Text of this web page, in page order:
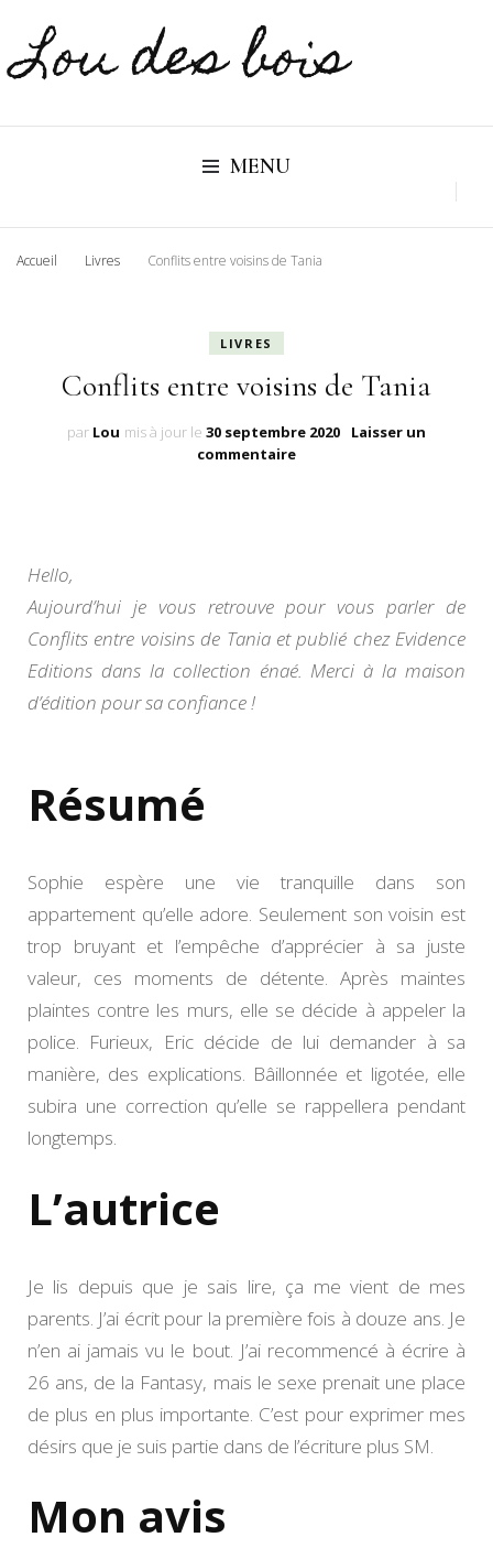
Lou des bois
MENU
Accueil Livres Conflits entre voisins de Tania
LIVRES
Conflits entre voisins de Tania
par Lou mis à jour le 30 septembre 2020
Laisser un
commentairesur
Hello,
Aujourd’hui je vous retrouve pour vous parler de
Conflits entre voisins de Tania et publié chez Evidence
Editions dans la collection énaé. Merci à la maison
d’édition pour sa confiance !
Résumé
Sophie espère une vie tranquille dans son
appartement qu’elle adore. Seulement son voisin est
trop bruyant et l’empêche d’apprécier à sa juste
valeur, ces moments de détente. Après maintes
plaintes contre les murs, elle se décide à appeler la
police. Furieux, Eric décide de lui demander à sa
manière, des explications. Bâillonnée et ligotée, elle
subira une correction qu’elle se rappellera pendant
longtemps.
L’autrice
Je lis depuis que je sais lire, ça me vient de mes
parents. J’ai écrit pour la première fois à douze ans. Je
n’en ai jamais vu le bout. J’ai recommencé à écrire à
26 ans, de la Fantasy, mais le sexe prenait une place
de plus en plus importante. C’est pour exprimer mes
désirs que je suis partie dans de l’écriture plus SM.
Mon avis